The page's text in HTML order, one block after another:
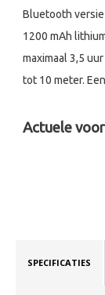
Bluetooth versie
1200 mAh
maximaal 3,5
tot 10 meter.
Actuele
SPECIFICATIES